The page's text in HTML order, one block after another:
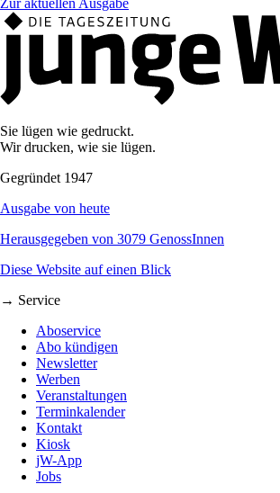
Sie lügen wie gedruckt.
Wir drucken, wie sie lügen.
Gegründet 1947
Ausgabe von heute
Herausgegeben von 3079 GenossInnen
Diese Website auf einen Blick
→ Service
Aboservice
Abo kündigen
Newsletter
Werben
Veranstaltungen
Terminkalender
Kontakt
Kiosk
jW-App
Jobs